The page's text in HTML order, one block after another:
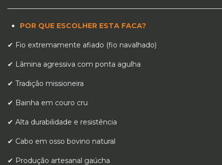
POR QUE ESCOLHER ESTA FACA?
✔ Fio extremamente afiado (fio navalhado)
✔ Lâmina agressiva com ponta agulha
✔ Tradição missioneira
✔ Bainha em couro cru
✔ Alta durabilidade e resistência
✔ Cabo em osso bovino natural
✔ Produção artesanal gaúcha